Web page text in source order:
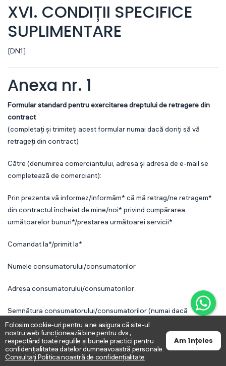
XVI. CONDIȚII SPECIFICE
SUPLIMENTARE
[DN1]
Anexa nr. 1
Formular standard pentru exercitarea dreptului de retragere din
contract
(completați și trimiteți acest formular numai dacă doriți să vă
retrageți din contract)
Către (denumirea comerciantului, adresa și adresa de e-mail se
completează de comerciant):
Prin prezenta vă informez/informăm* că mă retrag/ne retragem*
din contractul încheiat de mine/noi* privind cumpărarea
următoarelor bunuri*/prestarea următoarei servicii*
Comandat la*/primit la*
Numele consumatorului/consumatorilor
Adresa consumatorului/consumatorilor
Semnătura consumatorului/consumatorilor (numai dacă
formularul este pe hârtie)
Data
Folosim cookie-uri pentru a ne asigura că site-ul
nostru web funcționează bine pentru dvs.,
respectând toate regulile și bunele practici pentru
confidențialitatea datelor dumneavoastră personale.
Consultați Politica noastră de confidențialitate
Am înțeles